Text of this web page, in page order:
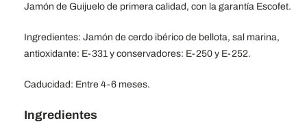
Jamón de Guijuelo de primera calidad, con la garantía Escofet.
Ingredientes: Jamón de cerdo ibérico de bellota, sal marina,
antioxidante: E-331 y conservadores: E-250 y E-252.
Caducidad: Entre 4-6 meses.
Ingredientes